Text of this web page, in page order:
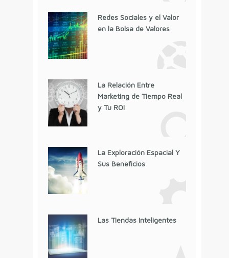
Redes Sociales y el Valor
en la Bolsa de Valores
La Relación Entre
Marketing de Tiempo Real
y Tu ROI
La Exploración Espacial Y
Sus Beneficios
Las Tiendas Inteligentes